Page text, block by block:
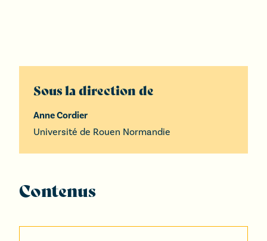
Sous la direction de
Anne Cordier
Université de Rouen Normandie
Contenus